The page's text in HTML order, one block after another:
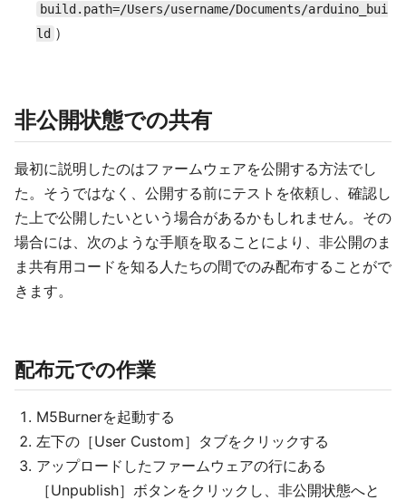
build.path=/Users/username/Documents/arduino_bui
ld ）
非公開状態での共有
最初に説明したのはファームウェアを公開する方法でし
た。そうではなく、公開する前にテストを依頼し、確認し
た上で公開したいという場合があるかもしれません。その
場合には、次のような手順を取ることにより、非公開のま
ま共有用コードを知る人たちの間でのみ配布することがで
きます。
配布元での作業
M5Burnerを起動する
左下の［User Custom］タブをクリックする
アップロードしたファームウェアの行にある
［Unpublish］ボタンをクリックし、非公開状態へと